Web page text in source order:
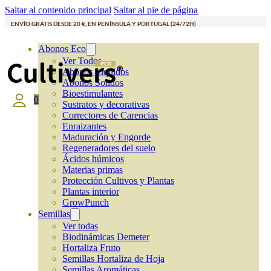
Saltar al contenido principal Saltar al pie de página
ENVÍO GRATIS DESDE 20 €, EN PENÍNSULA Y PORTUGAL (24/72H)
Abonos Eco
Ver Todos
Abonos Líquidos
Abonos Solidos
Bioestimulantes
Sustratos y decorativas
Correctores de Carencias
Enraizantes
Maduración y Engorde
Regeneradores del suelo
Ácidos húmicos
Materias primas
Protección Cultivos y Plantas
Plantas interior
GrowPunch
Semillas
Ver todas
Biodinámicas Demeter
Hortaliza Fruto
Semillas Hortaliza de Hoja
0